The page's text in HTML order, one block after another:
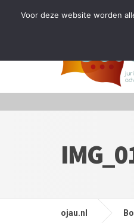
Tijdelijke stop:
ojau.nl
Voor deze website worden